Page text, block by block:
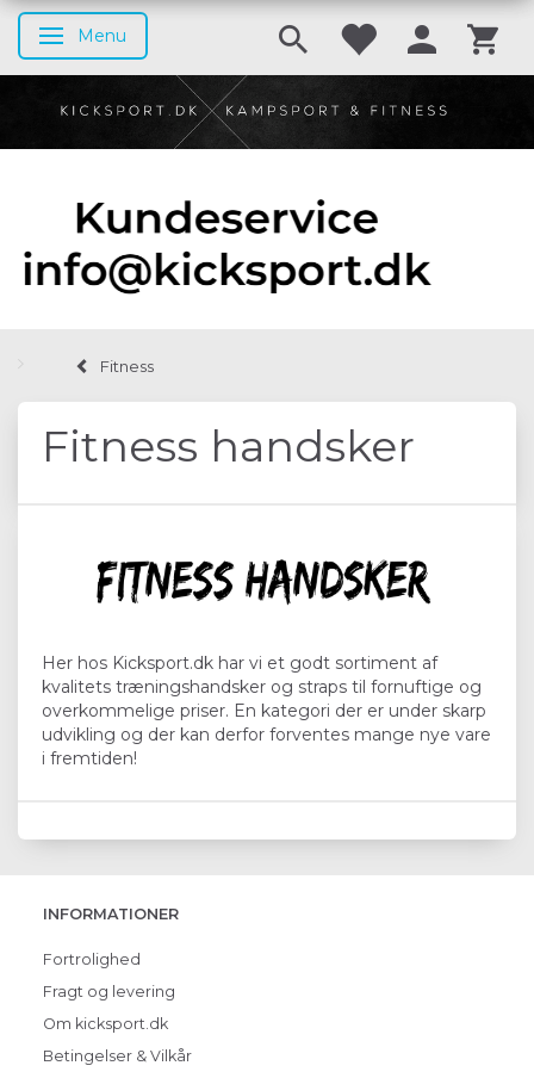
Skifte navigation
Menu
Fitness
Fitness handsker
Her hos Kicksport.dk har vi et godt sortiment af
kvalitets træningshandsker og straps til fornuftige og
overkommelige priser. En kategori der er under skarp
udvikling og der kan derfor forventes mange nye vare
i fremtiden!
INFORMATIONER
Fortrolighed
Fragt og levering
Om kicksport.dk
Betingelser & Vilkår